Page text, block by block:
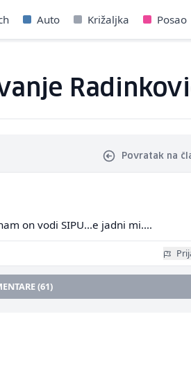
Auto Križaljka Posao
Povratak na
on vodi SIPU...e jadni mi....
(61)